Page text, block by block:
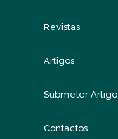
Revistas
Artigos
Submeter Artigo
Contactos